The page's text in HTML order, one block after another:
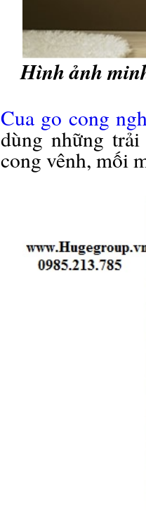
Hình ảnh
Cua go cong
dùng những
cong vênh, mối